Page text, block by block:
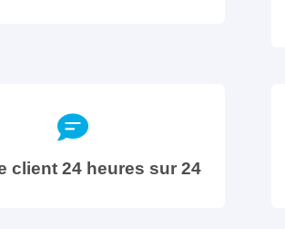
client 24 heures sur 24